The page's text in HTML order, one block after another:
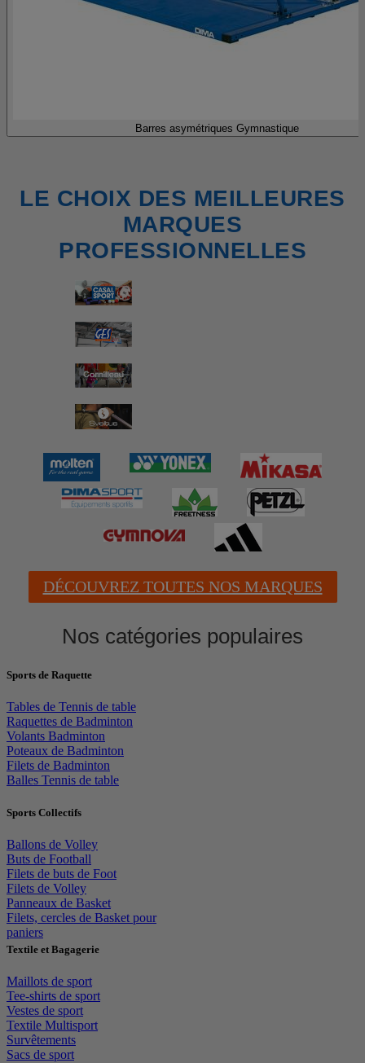
Barres asymétriques Gymnastique
LE CHOIX DES MEILLEURES
MARQUES
PROFESSIONNELLES
DÉCOUVREZ TOUTES NOS MARQUES
Nos catégories populaires
Sports de Raquette
Tables de Tennis de table
Raquettes de Badminton
Volants Badminton
Poteaux de Badminton
Filets de Badminton
Balles Tennis de table
Sports Collectifs
Ballons de Volley
Buts de Football
Filets de buts de Foot
Filets de Volley
Panneaux de Basket
Filets, cercles de Basket pour
paniers
Textile et Bagagerie
Maillots de sport
Tee-shirts de sport
Vestes de sport
Textile Multisport
Survêtements
Sacs de sport